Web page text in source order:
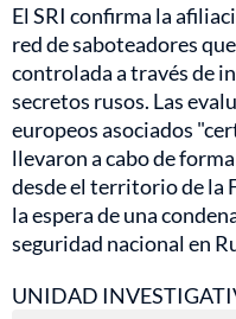
El SRI confirma la
red de saboteadores
controlada a través de
secretos rusos. Las
europeos asociados
llevaron a cabo de
desde el territorio de la
la espera de una
seguridad nacional en
UNIDAD